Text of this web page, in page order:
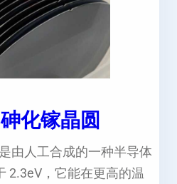
化镓晶圆
由人工合成的一种半导体
2.3eV，它能在更高的温